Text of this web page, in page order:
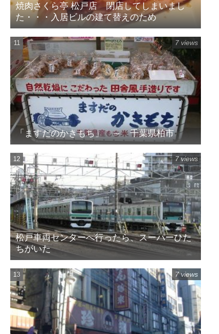
焼肉さくら亭 松戸店 閉店してしまいまし
た・・・入居ビルの建て替えのため
「ますだのかきもち」 ～ 千葉県柏市
7 views
松戸車両センターへ行ったら、スーパーひた
ちがいた
7 views
7 views